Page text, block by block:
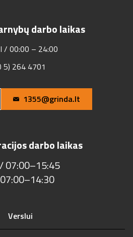
Verslui
darbo laikas
/ 00:00 – 24:00
5) 264 4701
1355@grinda.lt
darbo laikas
07:00–15:45